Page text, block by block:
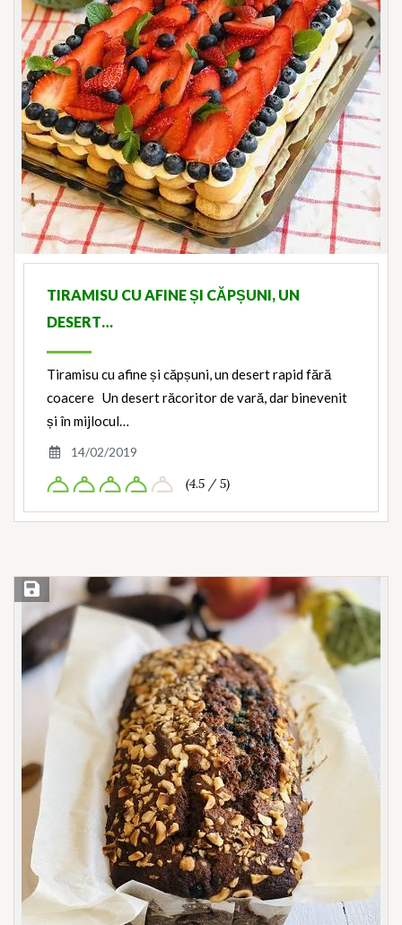
TIRAMISU CU AFINE ȘI CĂPȘUNI, UN
DESERT…
Tiramisu cu afine și căpșuni, un desert rapid fără
coacere Un desert răcoritor de vară, dar binevenit
și în mijlocul…
14/02/2019
(4.5 / 5)
Save Recipe